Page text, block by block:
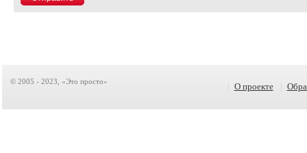
© 2005 - 2023, «Это просто» О проекте